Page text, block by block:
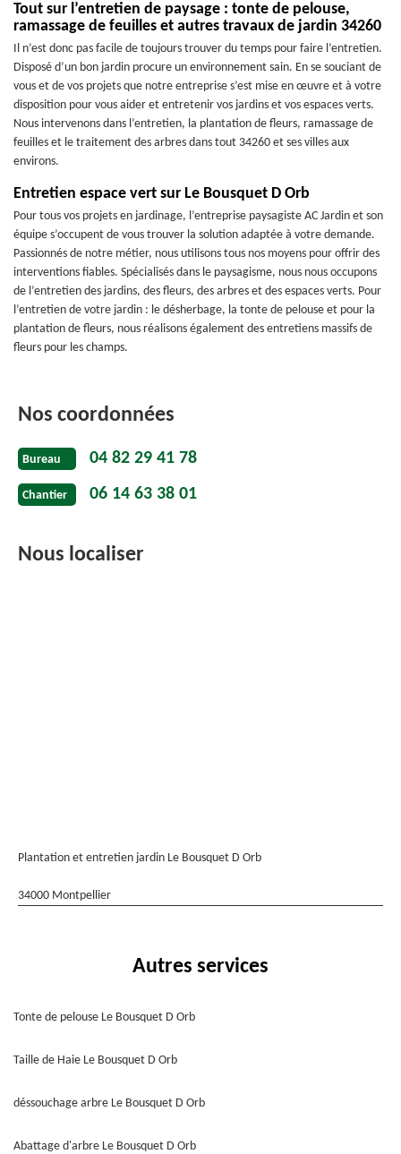
Tout sur l’entretien de paysage : tonte de pelouse,
ramassage de feuilles et autres travaux de jardin 34260
Il n’est donc pas facile de toujours trouver du temps pour faire l’entretien.
Disposé d’un bon jardin procure un environnement sain. En se souciant de
vous et de vos projets que notre entreprise s’est mise en œuvre et à votre
disposition pour vous aider et entretenir vos jardins et vos espaces verts.
Nous intervenons dans l’entretien, la plantation de fleurs, ramassage de
feuilles et le traitement des arbres dans tout 34260 et ses villes aux
environs.
Entretien espace vert sur Le Bousquet D Orb
Pour tous vos projets en jardinage, l’entreprise paysagiste AC Jardin et son
équipe s’occupent de vous trouver la solution adaptée à votre demande.
Passionnés de notre métier, nous utilisons tous nos moyens pour offrir des
interventions fiables. Spécialisés dans le paysagisme, nous nous occupons
de l’entretien des jardins, des fleurs, des arbres et des espaces verts. Pour
l’entretien de votre jardin : le désherbage, la tonte de pelouse et pour la
plantation de fleurs, nous réalisons également des entretiens massifs de
fleurs pour les champs.
Nos coordonnées
Bureau 04 82 29 41 78
Chantier 06 14 63 38 01
Nous localiser
Plantation et entretien jardin Le Bousquet D Orb
34000 Montpellier
Autres services
Tonte de pelouse Le Bousquet D Orb
Taille de Haie Le Bousquet D Orb
déssouchage arbre Le Bousquet D Orb
Abattage d'arbre Le Bousquet D Orb